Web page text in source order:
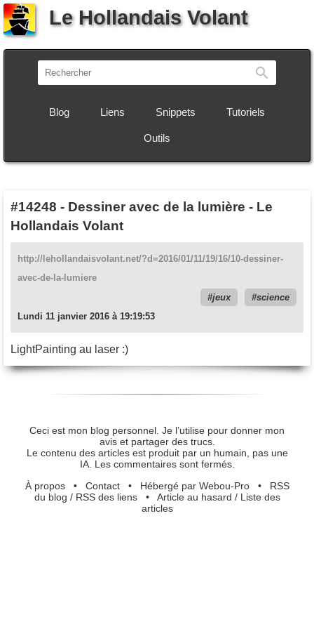
Le Hollandais Volant
Blog Liens Snippets Tutoriels
Outils
#14248 - Dessiner avec de la lumière - Le
Hollandais Volant
http://lehollandaisvolant.net/?d=2016/01/11/19/16/10-dessiner-
avec-de-la-lumiere
jeux
science
Lundi 11 janvier 2016 à 19:19:53
LightPainting au laser :)
Ceci est mon blog personnel. Je l’utilise pour donner mon
avis et partager des trucs.
Le contenu des articles est produit par un humain, pas une
IA. Les commentaires sont fermés.
À propos• Contact• Hébergé par Webou-Pro• RSS
du blog / RSS des liens• Article au hasard / Liste des
articles